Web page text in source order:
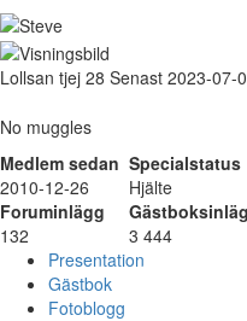
Lollsan tjej 28 Senast 2023-07-
No muggles
Medlem sedan Specialstatus
2010-12-26
Hjälte
Foruminlägg
132
3 444
Presentation
Gästbok
Fotoblogg